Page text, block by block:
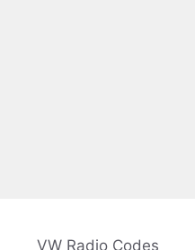
VW Radio Codes